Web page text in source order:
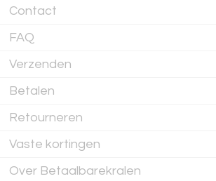
Contact
FAQ
Verzenden
Betalen
Retourneren
Vaste kortingen
Over Betaalbarekralen